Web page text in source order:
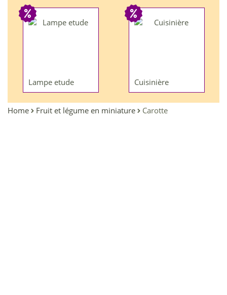
Lampe etude Cuisinière
Home Fruit et légume en miniature Carotte